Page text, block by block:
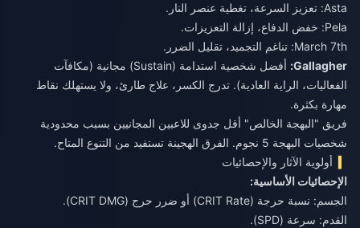
Asta: تعزيز السرعة، تغطية عنصر النار.
Pela: خفض الدفاع، إزالة التعزيزات.
March 7th: تناغم التجميد، تقليل الضرر.
Gallagher:
أفضل شخصية استدامة (Sustain) مجانية (مكافآت
الفعاليات، الراية العادية). تدرج الكسر، علاج طارئ، ولا يستهلك نقاط
مهارة بكثرة.
فريق "البهجة الخالص" أقل جدوى للاعبين المجانيين بسبب محدودية
شخصيات البهجة 5 نجوم. الفرق الهجينة تستفيد من التنوع المتاح.
أولوية الآثار والإحصائيات
الإحصائيات الأساسية:
الجسم: نسبة حرجة (CRIT Rate) أو ضرر حرج (CRIT DMG).
القدم: سرعة (SPD).